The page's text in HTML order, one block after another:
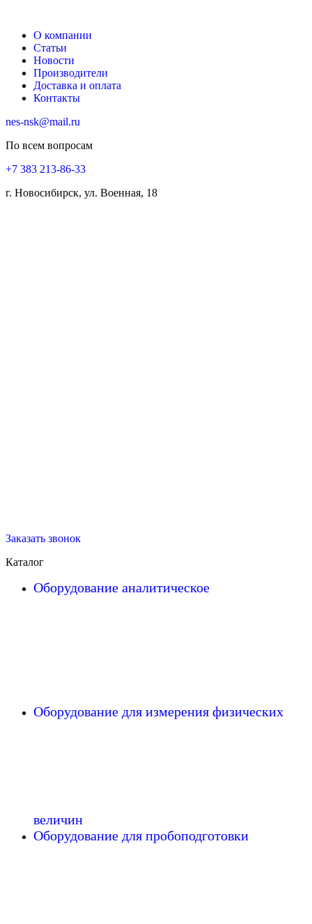
О компании
Статьи
Новости
Производители
Доставка и оплата
Контакты
nes-nsk@mail.ru
По всем вопросам
+7 383 213-86-33
г. Новосибирск, ул. Военная, 18
Заказать звонок
Каталог
Оборудование аналитическое
Оборудование для измерения физических
величин
Оборудование для пробоподготовки